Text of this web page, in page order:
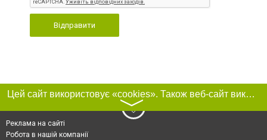
Відправити
Цей сайт використовує «cookies». Також веб-сайт використовує інтернет-сервіс для збору технічних даних стосовно відвідувачів з метою отримання маркетингової та статистичної інформації. Умови обробки даних відвідувачів сайту див.
〉
Реклама на сайті
Робота в нашій компанії